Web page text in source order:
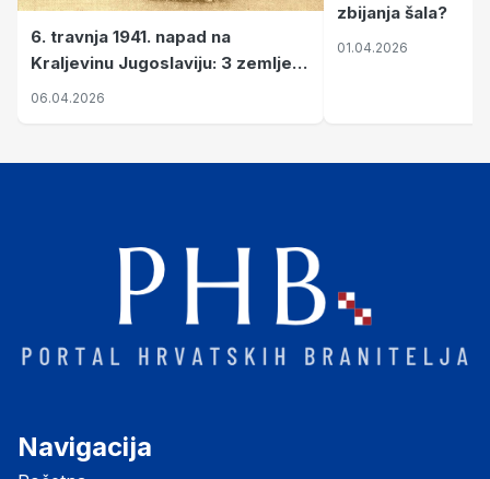
6. travnja 1941. napad na
Kraljevinu Jugoslaviju: 3 zemlje
nastale njenim raspadom
06.04.2026
zbijanja šala?
01.04.2026
Navigacija